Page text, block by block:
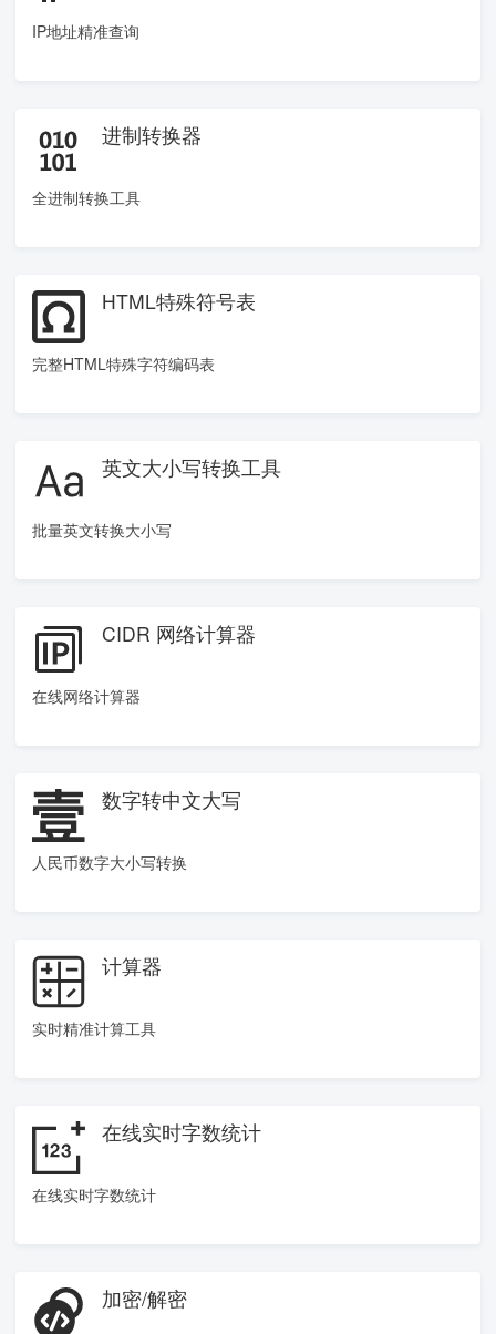
IP地址精准查询
进制转换器
全进制转换工具
HTML特殊符号表
完整HTML特殊字符编码表
英文大小写转换工具
批量英文转换大小写
CIDR 网络计算器
在线网络计算器
数字转中文大写
人民币数字大小写转换
计算器
实时精准计算工具
在线实时字数统计
在线实时字数统计
加密/解密